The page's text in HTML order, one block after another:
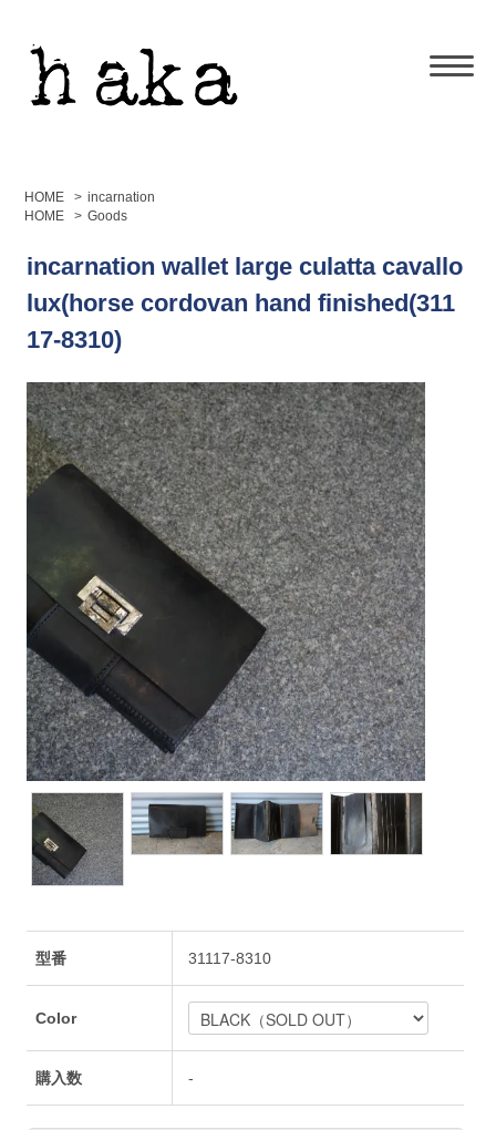
HOME > incarnation
HOME
> Goods
incarnation wallet large culatta cavallo
lux(horse cordovan hand finished(311
17-8310)
型番 31117-8310
Color
購入数 -